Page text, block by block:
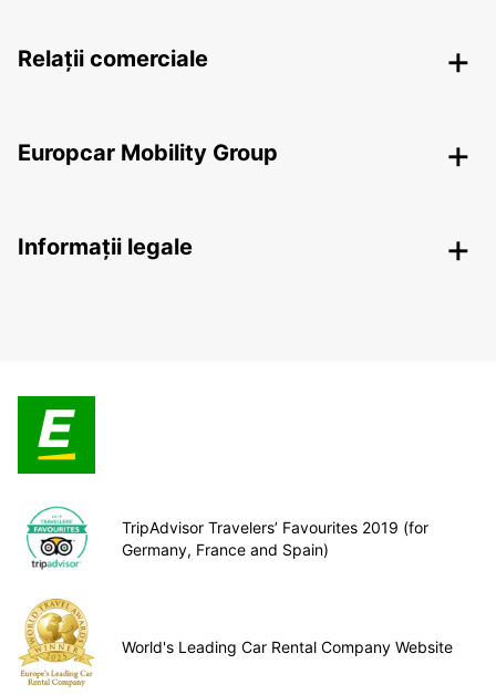
Relații comerciale
Europcar Mobility Group
Informații legale
TripAdvisor Travelers’ Favourites 2019 (for
Germany, France and Spain)
World's Leading Car Rental Company Website